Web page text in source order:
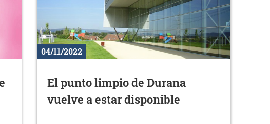
04/11/2022
El punto limpio de Durana
vuelve a estar disponible